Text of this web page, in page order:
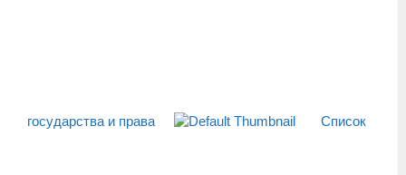
государства и права Список